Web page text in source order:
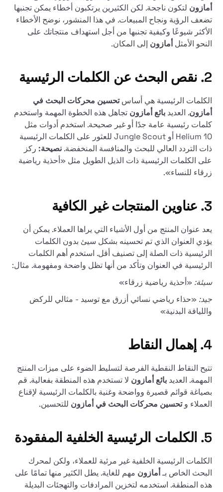
أمازون لتكون ناجحة. لكن الكثيرين يرتكبون أخطاء يمكن تجنبها
تضعف الرؤية ونجاح المبيعات. في هذا المنشور، نوضح الأخطاء
الأكثر شيوعًا وكيفية تجنبها من أجل استهداف منتجاتك على
النحو الأمثل أمازون إلى المكان.
2. نقص البحث عن الكلمات الرئيسية
الكلمات الرئيسية هي أساستحسين محركات البحث في
أمازون. العديدبائع أمازون تجاهل هذه الخطوة المهمة واستخدم
كلمات رئيسية عامة جدًا أو غير صحيحة. استخدم أدوات مثل
Helium 10 أو Jungle Scout للعثور على الكلمات الرئيسية
ذات التردد العالي للبحث والمنافسة المنخفضة.نصيحة: ركز
على الكلمات الرئيسية ذات الذيل الطويل مثل «أحذية رياضية
زرقاء للنساء».
3. عناوين المنتجات غير الكافية
يعد عنوان المنتج من أول الأشياء التي يراها العملاء. يمكن أن
يؤدي العنوان الذي تم تحسينه بشكل سيئ بدون الكلمات
الرئيسية ذات الصلة إلى تصنيف أقل. استخدم أهم الكلمات
الرئيسية في العنوان وتأكد من أنها تظل واضحة ومفهومة. مثال:
سيئة: «أحذية رياضية زرقاء»
جيد: «حذاء رياضي نسائي أزرق مع توسيد - مثالي للركض
واللياقة البدنية»
4. إهمال النقاط
تتيح النقاط النقطية الفرصة لتسليط الضوء على ميزات المنتج
المهمة. العديدبائع أمازون لا تستخدم هذه المنطقة بفعالية. قم
بصياغة قوائم قصيرة وواضحة وغنية بالكلمات الرئيسية لإقناع
العملاء وتحسين محركات البحث في أمازون للتحسين.
5. الكلمات الرئيسية الخلفية المفقودة
الكلمات الرئيسية الخلفية غير مرئية للعملاء، ولكن لمحرك
البحث الخاص بـ أمازون مهم للغاية. يطل الكثير منها تمامًا على
هذه المنطقة. استخدمه لتخزين المرادفات والتهجئات البديلة